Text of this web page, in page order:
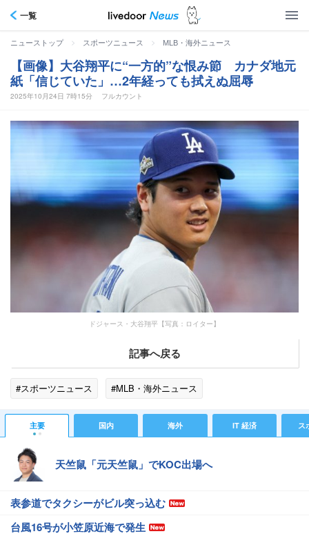
一覧
ニューストップ > スポーツニュース > MLB・海外ニュース
【画像】大谷翔平に“一方的”な恨み節 カナダ地元
紙「信じていた」…2年経っても拭えぬ屈辱
2025年10月24日 7時15分 フルカウント
ドジャース・大谷翔平【写真：ロイター】
記事へ戻る
#スポーツニュース #MLB・海外ニュース
主要 国内 海外 IT 経済 ス
天竺鼠「元天竺鼠」でKOC出場へ
表参道でタクシーがビル突っ込む
台風16号が小笠原近海で発生